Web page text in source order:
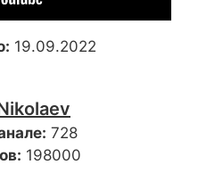
19.09.2022
728
198000